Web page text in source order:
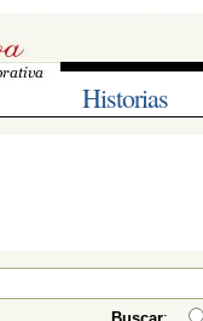
Historias
Buscar: